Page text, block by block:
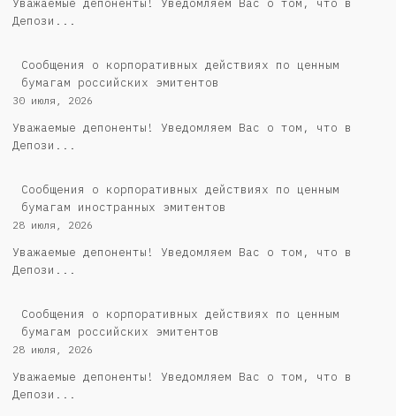
Депози...
Cообщения о корпоративных действиях по ценным
бумагам российских эмитентов
30 июля, 2026
Уважаемые депоненты! Уведомляем Вас о том, что в
Депози...
Сообщения о корпоративных действиях по ценным
бумагам иностранных эмитентов
28 июля, 2026
Уважаемые депоненты! Уведомляем Вас о том, что в
Депози...
Cообщения о корпоративных действиях по ценным
бумагам российских эмитентов
28 июля, 2026
Уважаемые депоненты! Уведомляем Вас о том, что в
Депози...